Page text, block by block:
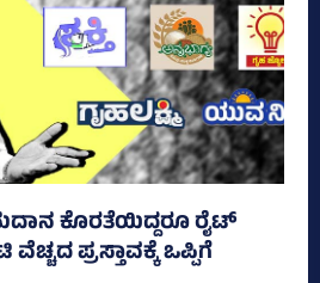
ಕೊರತೆಯಿದ್ದರೂ ರೈಟ್‌
ಪ್ರಸ್ತಾವಕ್ಕೆ ಒಪ್ಪಿಗೆ